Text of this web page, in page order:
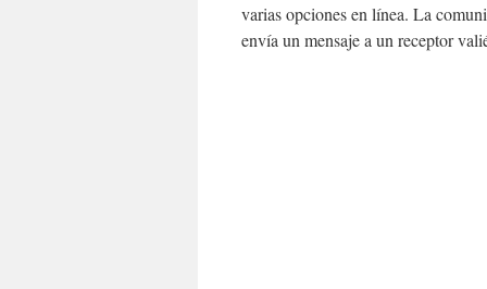
varias opciones en línea. La
envía un mensaje a un receptor